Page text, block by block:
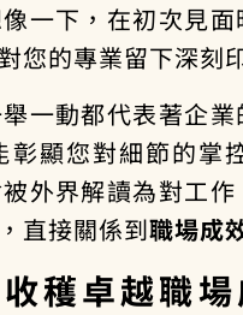
一下，在初次見
您的專業留下深刻
一動都代表著企
顯您對細節的掌
外界解讀為對工
直接關係到職場成
穫卓越職場